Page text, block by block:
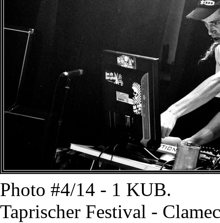
Photo #4/14 - 1 KUB.
Taprischer Festival -